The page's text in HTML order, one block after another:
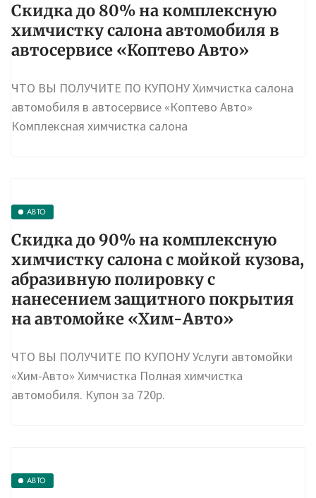
Скидка до 80% на комплексную
химчистку салона автомобиля в
автосервисе «Коптево Авто»
ЧТО ВЫ ПОЛУЧИТЕ ПО КУПОНУ Химчистка салона
автомобиля в автосервисе «Коптево Авто»
Комплексная химчистка салона
АВТО
Скидка до 90% на комплексную
химчистку салона с мойкой кузова,
абразивную полировку с
нанесением защитного покрытия
на автомойке «Хим-Авто»
ЧТО ВЫ ПОЛУЧИТЕ ПО КУПОНУ Услуги автомойки
«Хим-Авто» Химчистка Полная химчистка
автомобиля. Купон за 720р.
АВТО